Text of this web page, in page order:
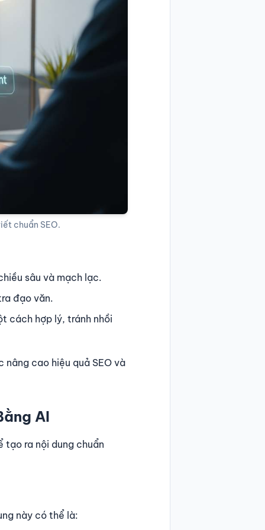
chuẩn SEO.
sâu và mạch lạc.
đạo văn.
cách hợp lý, tránh nhồi
cao hiệu quả SEO và
AI
ra nội dung chuẩn
này có thể là: